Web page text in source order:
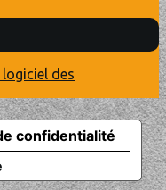
des
confidentialité